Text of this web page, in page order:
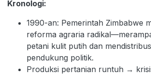
Kronologi:
1990-an: Pemerintah Zimbabwe
reforma agraria
petani kulit putih dan
pendukung politik.
Produksi pertanian runtuh →